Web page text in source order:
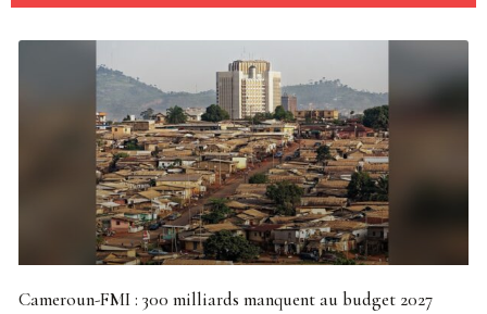
Cameroun-FMI : 300 milliards manquent au budget 2027